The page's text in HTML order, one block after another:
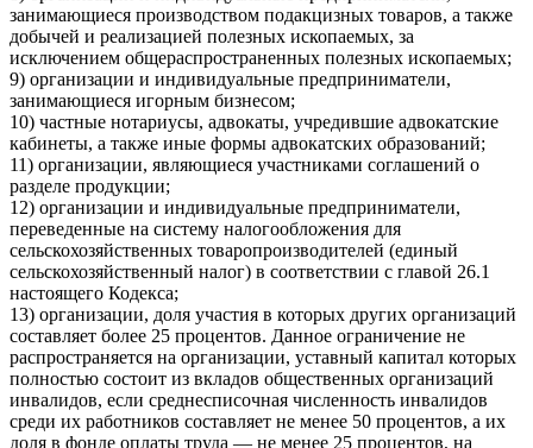
занимающиеся производством подакцизных товаров, а также
добычей и реализацией полезных ископаемых, за
исключением общераспространенных полезных ископаемых;
9) организации и индивидуальные предприниматели,
занимающиеся игорным бизнесом;
10) частные нотариусы, адвокаты, учредившие адвокатские
кабинеты, а также иные формы адвокатских образований;
11) организации, являющиеся участниками соглашений о
разделе продукции;
12) организации и индивидуальные предприниматели,
переведенные на систему налогообложения для
сельскохозяйственных товаропроизводителей (единый
сельскохозяйственный налог) в соответствии с главой 26.1
настоящего Кодекса;
13) организации, доля участия в которых других организаций
составляет более 25 процентов. Данное ограничение не
распространяется на организации, уставный капитал которых
полностью состоит из вкладов общественных организаций
инвалидов, если среднесписочная численность инвалидов
среди их работников составляет не менее 50 процентов, а их
доля в фонде оплаты труда — не менее 25 процентов, на